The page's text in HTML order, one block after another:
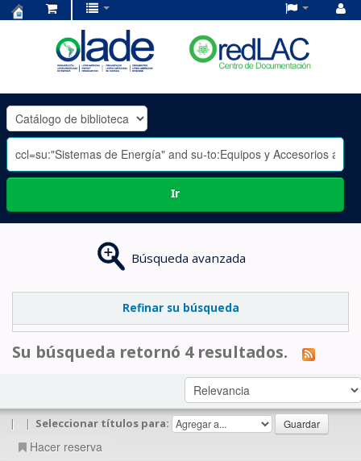
OLADE
-
Ir
Búsqueda avanzada
Refinar su búsqueda
Su búsqueda retornó 4 resultados.
| | Seleccionar títulos para:
Hacer reserva